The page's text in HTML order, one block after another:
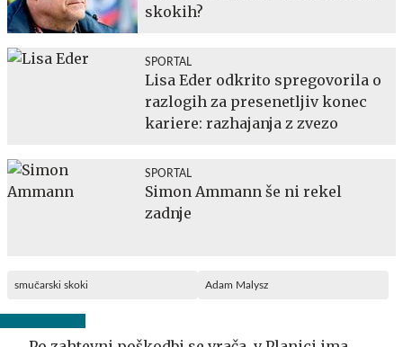
skokih?
SPORTAL
Lisa Eder odkrito spregovorila o
razlogih za presenetljiv konec
kariere: razhajanja z zvezo
SPORTAL
Simon Ammann še ni rekel
zadnje
smučarski skoki Adam Malysz